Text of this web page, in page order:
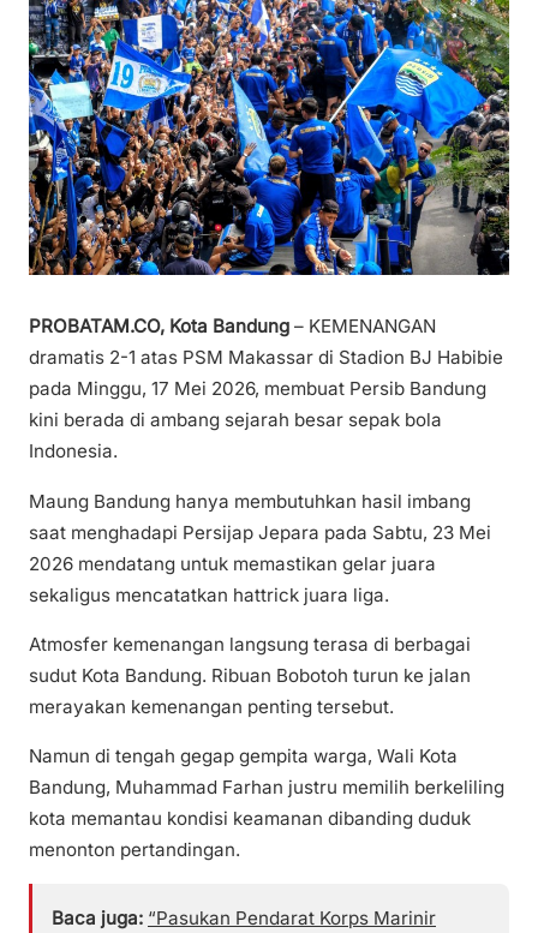
PROBATAM.CO, Kota Bandung – KEMENANGAN
dramatis 2-1 atas PSM Makassar di Stadion BJ Habibie
pada Minggu, 17 Mei 2026, membuat Persib Bandung
kini berada di ambang sejarah besar sepak bola
Indonesia.
Maung Bandung hanya membutuhkan hasil imbang
saat menghadapi Persijap Jepara pada Sabtu, 23 Mei
2026 mendatang untuk memastikan gelar juara
sekaligus mencatatkan hattrick juara liga.
Atmosfer kemenangan langsung terasa di berbagai
sudut Kota Bandung. Ribuan Bobotoh turun ke jalan
merayakan kemenangan penting tersebut.
Namun di tengah gegap gempita warga, Wali Kota
Bandung, Muhammad Farhan justru memilih berkeliling
kota memantau kondisi keamanan dibanding duduk
menonton pertandingan.
Baca juga: “Pasukan Pendarat Korps Marinir